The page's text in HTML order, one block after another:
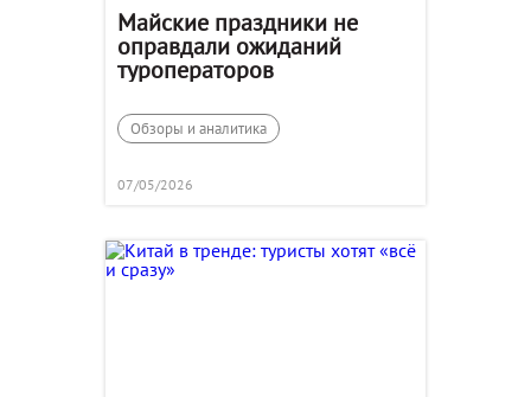
Майские праздники не
оправдали ожиданий
туроператоров
Обзоры и аналитика
07/05/2026